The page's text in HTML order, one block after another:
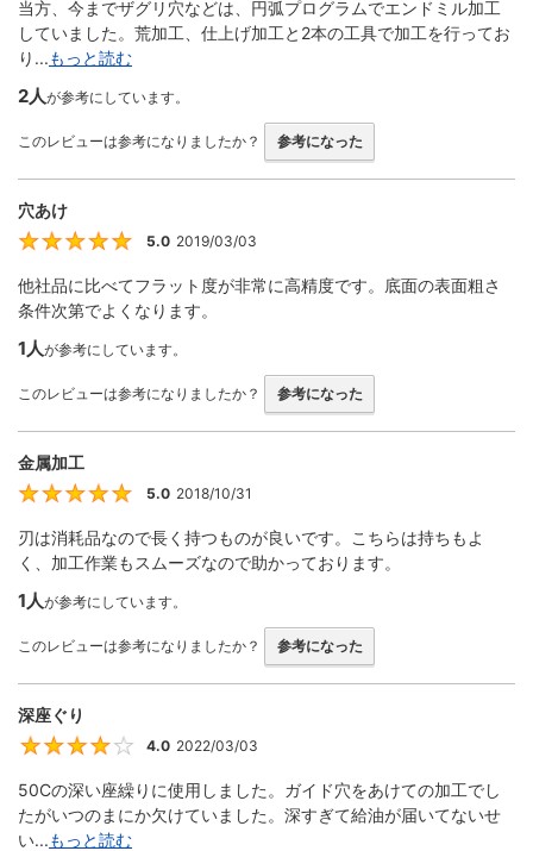
当方、今までザグリ穴などは、円弧プログラムでエンドミル加工
していました。荒加工、仕上げ加工と2本の工具で加工を行ってお
り...もっと読む
2人が参考にしています。
このレビューは参考になりましたか？ 参考になった
穴あけ
5
5.0 2019/03/03
他社品に比べてフラット度が非常に高精度です。底面の表面粗さ
条件次第でよくなります。
1人が参考にしています。
このレビューは参考になりましたか？ 参考になった
金属加工
5.0 2018/10/31
刃は消耗品なので長く持つものが良いです。こちらは持ちもよ
く、加工作業もスムーズなので助かっております。
1人が参考にしています。
このレビューは参考になりましたか？ 参考になった
深座ぐり
4
4.0 2022/03/03
50Cの深い座繰りに使用しました。ガイド穴をあけての加工でし
たがいつのまにか欠けていました。深すぎて給油が届いてないせ
い...もっと読む